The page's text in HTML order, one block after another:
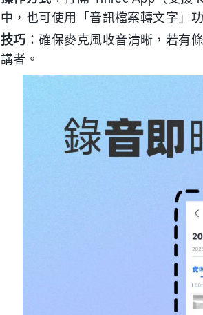
中，也可使用「音訊檔案轉文字」
技巧 ：確保麥克風收音清晰，若有
講者。